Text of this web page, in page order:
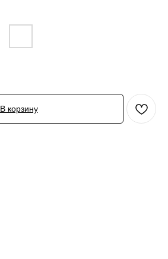
В корзину